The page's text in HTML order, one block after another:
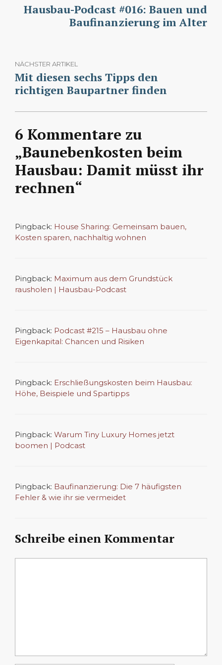
Hausbau-Podcast #016: Bauen und
Baufinanzierung im Alter
NÄCHSTER ARTIKEL
Mit diesen sechs Tipps den
richtigen Baupartner finden
6 Kommentare zu
„Baunebenkosten beim
Hausbau: Damit müsst ihr
rechnen“
Pingback: House Sharing: Gemeinsam bauen,
Kosten sparen, nachhaltig wohnen
Pingback: Maximum aus dem Grundstück
rausholen | Hausbau-Podcast
Pingback: Podcast #215 – Hausbau ohne
Eigenkapital: Chancen und Risiken
Pingback: Erschließungskosten beim Hausbau:
Höhe, Beispiele und Spartipps
Pingback: Warum Tiny Luxury Homes jetzt
boomen | Podcast
Pingback: Baufinanzierung: Die 7 häufigsten
Fehler & wie ihr sie vermeidet
Schreibe einen Kommentar